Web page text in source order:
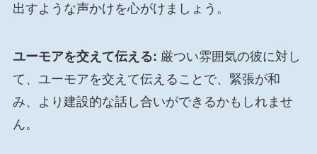
出すような声かけを心がけましょう。
ユーモアを交えて伝える: 厳つい雰囲気の彼に対し
て、ユーモアを交えて伝えることで、緊張が和
み、より建設的な話し合いができるかもしれませ
ん。